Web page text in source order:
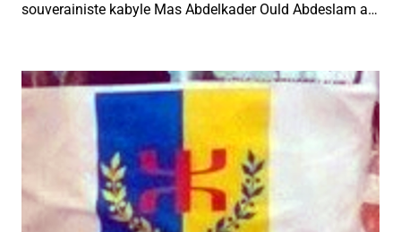
souverainiste kabyle Mas Abdelkader Ould Abdeslam a…